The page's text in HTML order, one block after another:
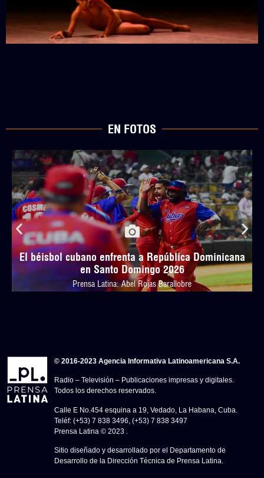
EN FOTOS
El béisbol cubano enfrenta a República Dominicana
en Santo Domingo 2026
Prensa Latina: Abel Rojas Barallobre
© 2016-2023 Agencia Informativa Latinoamericana S.A.
Radio – Televisión – Publicaciones impresas y digitales.
Todos los derechos reservados.
Calle E No.454 esquina a 19, Vedado, La Habana, Cuba.
Teléf: (+53) 7 838 3496, (+53) 7 838 3497
Prensa Latina © 2023 .
Sitio diseñado y desarrollado por el Departamento de
Desarrollo de la Dirección Técnica de Prensa Latina.